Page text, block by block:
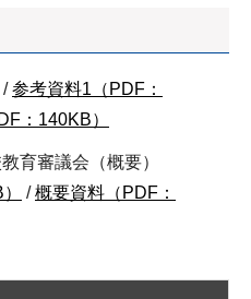
/参考資料1（PDF：
：140KB）
育審議会（概要）
/概要資料（PDF：